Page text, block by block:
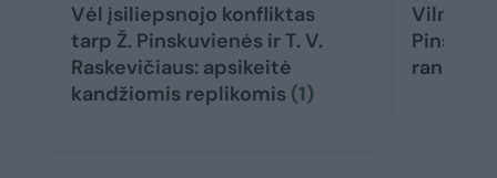
Vėl įsiliepsnojo konfliktas
tarp Ž. Pinskuvienės ir T. V.
Raskevičiaus: apsikeitė
kandžiomis replikomis (1)
Vilniuje
Pinskai
ranka